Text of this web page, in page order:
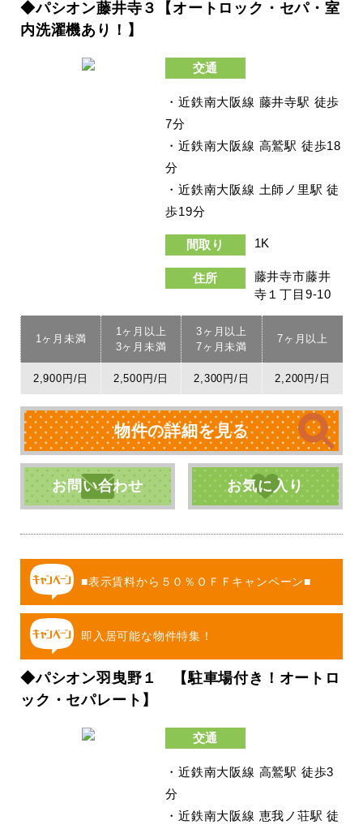
◆パシオン藤井寺３【オートロック・セパ・室
内洗濯機あり！】
交通
・近鉄南大阪線 藤井寺駅 徒歩
7分
・近鉄南大阪線 高鷲駅 徒歩18
分
・近鉄南大阪線 土師ノ里駅 徒
歩19分
間取り 1K
住所
藤井寺市藤井
寺１丁目9-10
1ヶ月未満
1ヶ月以上
3ヶ月未満
3ヶ月以上
7ヶ月未満
7ヶ月以上
2,900円/日 2,500円/日 2,300円/日 2,200円/日
物件の詳細を見る
お問い合わせ お気に入り
■表示賃料から５０％ＯＦＦキャンペーン■
即入居可能な物件特集！
◆パシオン羽曳野１ 【駐車場付き！オートロ
ック・セパレート】
交通
・近鉄南大阪線 高鷲駅 徒歩3
分
・近鉄南大阪線 恵我ノ荘駅 徒